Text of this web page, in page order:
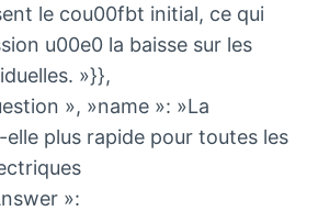
le cou00fbt initial, ce qui
u00e0 la baisse sur les
»}},
», »name »: »La
plus rapide pour toutes les
»: